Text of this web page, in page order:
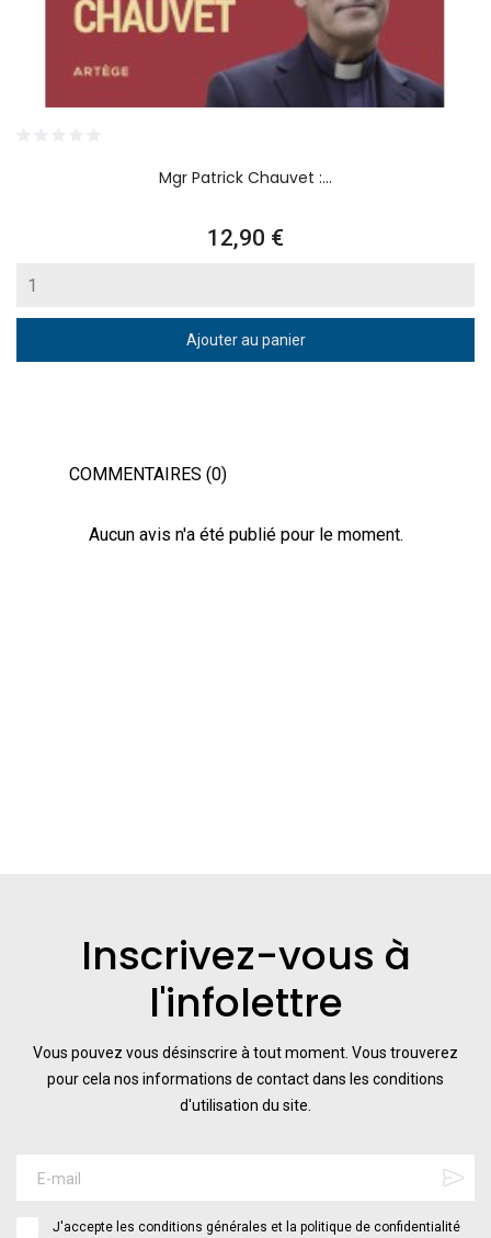
Mgr Patrick Chauvet :...
Prix
12,90 €
Ajouter au panier
COMMENTAIRES (0)
Aucun avis n'a été publié pour le moment.
Inscrivez-vous à
l'infolettre
Vous pouvez vous désinscrire à tout moment. Vous trouverez
pour cela nos informations de contact dans les conditions
d'utilisation du site.
J'accepte les conditions générales et la politique de confidentialité